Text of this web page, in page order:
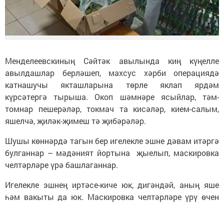
Менделеевскиның Сәйтәк авылында киң күңелле
авылдашлар берләшеп, махсус хәрби операциядә
катнашучы якташларына төрле яклап ярдәм
күрсәтергә тырыша. Окоп шәмнәре ясыйлар, тәм-
томнар пешерәләр, токмач та кисәләр, кием-салым,
яшелчә, җиләк-җимеш тә җибәрәләр.
Шушы көннәрдә тагын бер игелекле эшне дәвам итәргә
булганнар – мәдәният йортына җыелып, маскировка
челтәрләре үрә башлаганнар.
Игелекле эшнең иртәсе-киче юк, дигәндәй, аның яше
һәм вакыты да юк. Маскировка челтәрләре үрү өчен